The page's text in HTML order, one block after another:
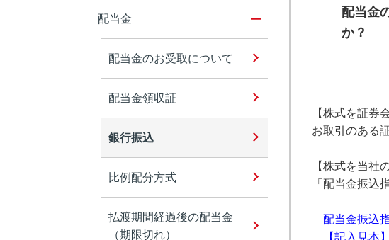
配当金
配当金のお受取について
配当金領収証
銀行振込
比例配分方式
払渡期間経過後の配当金
（期限切れ）
配当金
か？
【株式を証券
お取引のある
【株式を当社
「配当金振込
配当金振込
【記入見本